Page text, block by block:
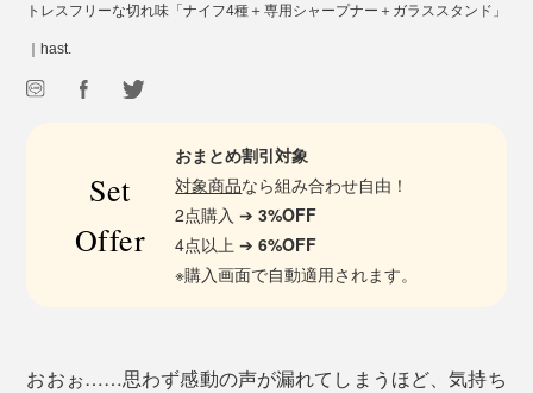
トレスフリーな切れ味「ナイフ4種＋専用シャープナー＋ガラススタンド」
｜hast.
Set
Offer
おまとめ割引対象
対象商品なら組み合わせ自由！
2点購入 ➔3%OFF
4点以上 ➔6%OFF
※購入画面で自動適用されます。
おおぉ……思わず感動の声が漏れてしまうほど、気持ち